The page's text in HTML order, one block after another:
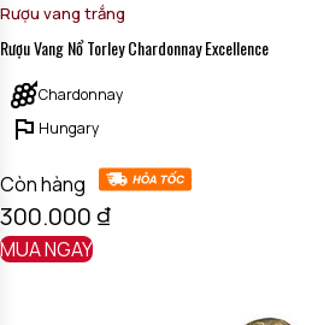
Rượu vang trắng
Rượu Vang Nổ Torley Chardonnay Excellence
Chardonnay
Hungary
Còn hàng
300.000₫
MUA NGAY